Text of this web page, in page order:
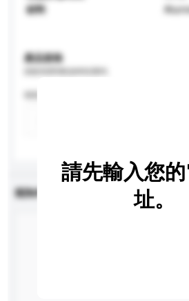
材料
產品規格
查詢內容
請先輸入您
址。